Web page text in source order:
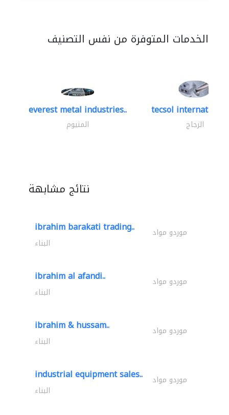
الخدمات المتوفرة من نفس التصنيف
everest metal industries..
المنيوم
tecsol
الزجاج
نتائج مشابهة
ibrahim barakati trading.. موردو مواد
البناء
ibrahim al afandi.. موردو مواد
البناء
ibrahim & hussam.. موردو مواد
البناء
industrial equipment sales.. موردو مواد
البناء